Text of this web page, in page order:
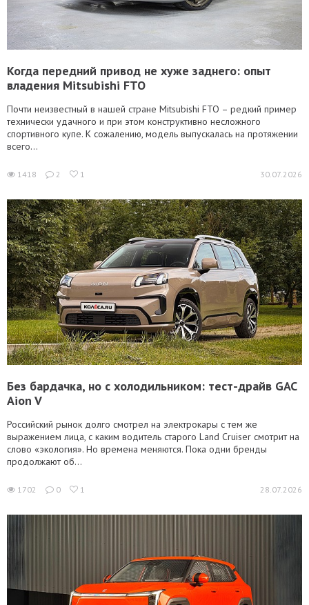
Когда передний привод не хуже заднего: опыт
владения Mitsubishi FTO
Почти неизвестный в нашей стране Mitsubishi FTO – редкий пример
технически удачного и при этом конструктивно несложного
спортивного купе. К сожалению, модель выпускалась на протяжении
всего...
1418 2 1 30.07.2026
Без бардачка, но с холодильником: тест-драйв GAC
Aion V
Российский рынок долго смотрел на электрокары с тем же
выражением лица, с каким водитель старого Land Cruiser смотрит на
слово «экология». Но времена меняются. Пока одни бренды
продолжают об...
1702 0 1 28.07.2026